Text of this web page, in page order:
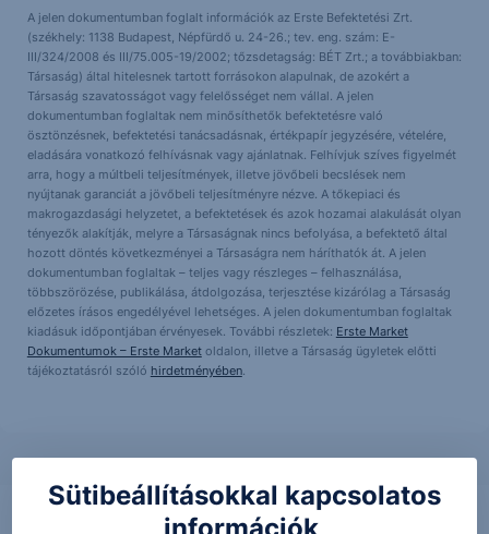
A jelen dokumentumban foglalt információk az Erste Befektetési Zrt.
(székhely: 1138 Budapest, Népfürdő u. 24-26.; tev. eng. szám: E-
III/324/2008 és III/75.005-19/2002; tőzsdetagság: BÉT Zrt.; a továbbiakban:
Társaság) által hitelesnek tartott forrásokon alapulnak, de azokért a
Társaság szavatosságot vagy felelősséget nem vállal. A jelen
dokumentumban foglaltak nem minősíthetők befektetésre való
ösztönzésnek, befektetési tanácsadásnak, értékpapír jegyzésére, vételére,
eladására vonatkozó felhívásnak vagy ajánlatnak. Felhívjuk szíves figyelmét
arra, hogy a múltbeli teljesítmények, illetve jövőbeli becslések nem
nyújtanak garanciát a jövőbeli teljesítményre nézve. A tőkepiaci és
makrogazdasági helyzetet, a befektetések és azok hozamai alakulását olyan
tényezők alakítják, melyre a Társaságnak nincs befolyása, a befektető által
hozott döntés következményei a Társaságra nem háríthatók át. A jelen
dokumentumban foglaltak – teljes vagy részleges – felhasználása,
többszörözése, publikálása, átdolgozása, terjesztése kizárólag a Társaság
előzetes írásos engedélyével lehetséges. A jelen dokumentumban foglaltak
kiadásuk időpontjában érvényesek. További részletek: Erste Market
Dokumentumok – Erste Marketoldalon, illetve a Társaság ügyletek előtti
tájékoztatásról szóló hirdetményében.
Sütibeállításokkal kapcsolatos
információk